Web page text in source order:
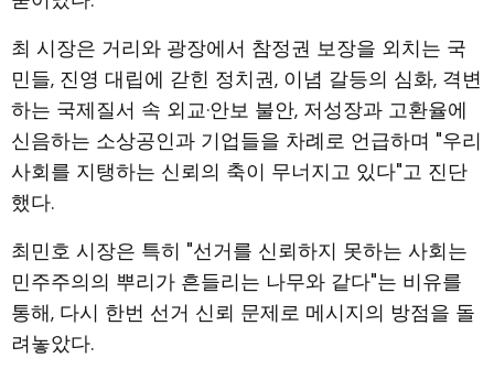
최 시장은 거리와 광장에서 참정권 보장을 외치는 국
민들, 진영 대립에 갇힌 정치권, 이념 갈등의 심화, 격변
하는 국제질서 속 외교·안보 불안, 저성장과 고환율에
신음하는 소상공인과 기업들을 차례로 언급하며 "우리
사회를 지탱하는 신뢰의 축이 무너지고 있다"고 진단
했다.
최민호 시장은 특히 "선거를 신뢰하지 못하는 사회는
민주주의의 뿌리가 흔들리는 나무와 같다"는 비유를
통해, 다시 한번 선거 신뢰 문제로 메시지의 방점을 돌
려놓았다.